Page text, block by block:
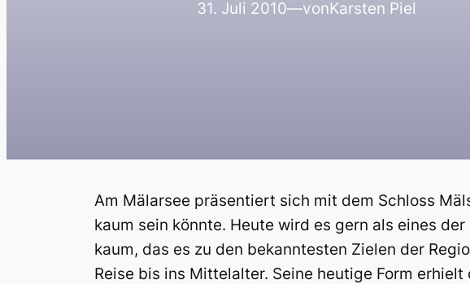
31. Juli 2010—vonKarsten Piel
Am Mälarsee präsentiert sich mit dem Schloss
kaum sein könnte. Heute wird es gern als eines
kaum, das es zu den bekanntesten Zielen der
Reise bis ins Mittelalter. Seine heutige Form